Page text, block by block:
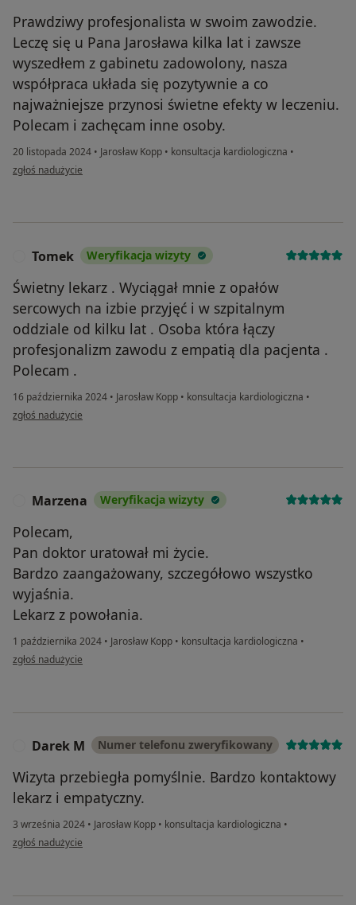
Prawdziwy profesjonalista w swoim zawodzie.
Leczę się u Pana Jarosława kilka lat i zawsze
wyszedłem z gabinetu zadowolony, nasza
współpraca układa się pozytywnie a co
najważniejsze przynosi świetne efekty w leczeniu.
Polecam i zachęcam inne osoby.
20 listopada 2024 • Jarosław Kopp • konsultacja kardiologiczna •
w opinii użytkownika Krzysztof
zgłoś nadużycie
Tomek Weryfikacja wizyty
Świetny lekarz . Wyciągał mnie z opałów
sercowych na izbie przyjęć i w szpitalnym
oddziale od kilku lat . Osoba która łączy
profesjonalizm zawodu z empatią dla pacjenta .
Polecam .
16 października 2024 • Jarosław Kopp • konsultacja kardiologiczna •
w opinii użytkownika Tomek
zgłoś nadużycie
Marzena Weryfikacja wizyty
Polecam,
Pan doktor uratował mi życie.
Bardzo zaangażowany, szczegółowo wszystko
wyjaśnia.
Lekarz z powołania.
1 października 2024 • Jarosław Kopp • konsultacja kardiologiczna •
w opinii użytkownika Marzena
zgłoś nadużycie
Darek M Numer telefonu zweryfikowany
Wizyta przebiegła pomyślnie. Bardzo kontaktowy
lekarz i empatyczny.
3 września 2024 • Jarosław Kopp • konsultacja kardiologiczna •
w opinii użytkownika Darek M
zgłoś nadużycie